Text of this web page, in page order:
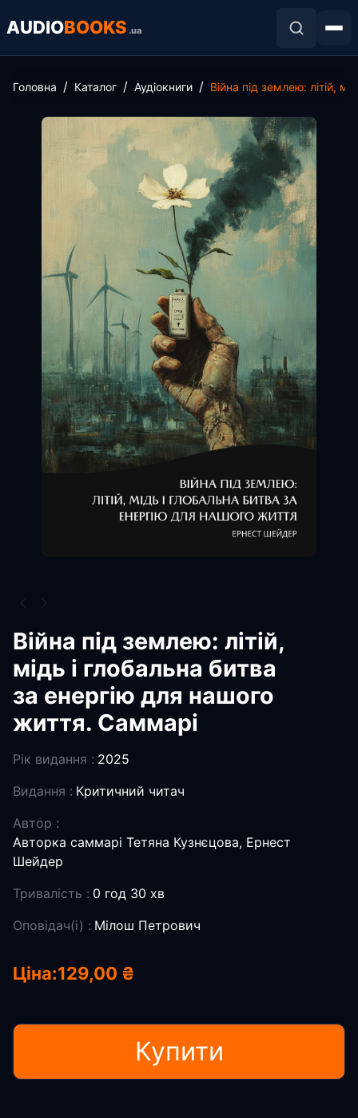
AUDIOBOOKS .ua
Головна Каталог Аудіокниги Війна під землею: літій,
Війна під землею: літій,
мідь і глобальна битва
за енергію для нашого
життя. Саммарі
Рік видання : 2025
Видання : Критичний читач
Автор :
Авторка саммарі Тетяна Кузнєцова, Ернест
Шейдер
Тривалість : 0 год 30 хв
Оповідач(і) : Мілош Петрович
Ціна:129,00 ₴
Купити